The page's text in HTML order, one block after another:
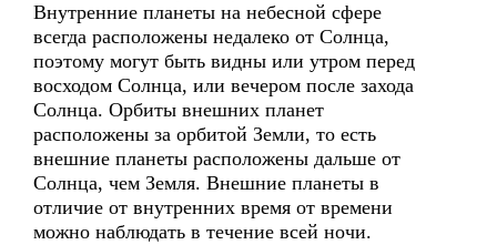
Внутренние планеты на небесной сфере
всегда расположены недалеко от Солнца,
поэтому могут быть видны или утром перед
восходом Солнца, или вечером после захода
Солнца. Орбиты внешних планет
расположены за орбитой Земли, то есть
внешние планеты расположены дальше от
Солнца, чем Земля. Внешние планеты в
отличие от внутренних время от времени
можно наблюдать в течение всей ночи.